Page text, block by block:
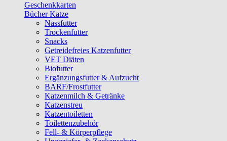
Geschenkkarten
Bücher Katze
Nassfutter
Trockenfutter
Snacks
Getreidefreies Katzenfutter
VET Diäten
Biofutter
Ergänzungsfutter & Aufzucht
BARF/Frostfutter
Katzenmilch & Getränke
Katzenstreu
Katzentoiletten
Toilettenzubehör
Fell- & Körperpflege